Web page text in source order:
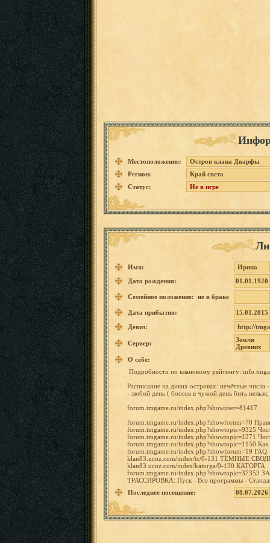
Местоположение:
Остров клана Дварфы
Регион:
Край света
Статус:
Не в игре
Имя:
Ирина
Дата рождения:
01.01.1920
Семейное положение: не в браке
Дата прибытия:
15.01.2015
Девиз:
http://t
Сервер:
Земля
Древних
О себе:
Подробности по клановому рейтингу: info.tmg
Расписание на диких островах: нечётные числа -
- любой день ( боссов в чужой день бить нельзя,
forum.tmgame.ru/index.php?showuser=81417
forum.tmgame.ru/index.php?showforum=70
forum.tmgame.ru/index.php?showtopic=9325
forum.tmgame.ru/index.php?showtopic=1271
forum.tmgame.ru/index.php?showtopic=1150 Как
forum.tmgame.ru/index.php?showforum=19 FAQ
klan83.ucoz.com/index/tc/0-131 ТЁМНЫЕ
klan83.ucoz.com/index/katorga/0-130 КАТОРГА
forum.tmgame.ru/index.php?showtopic=37353
ТРАССИРОВКА: Пуск - Все программы -
Последнее посещение:
08.07.2026